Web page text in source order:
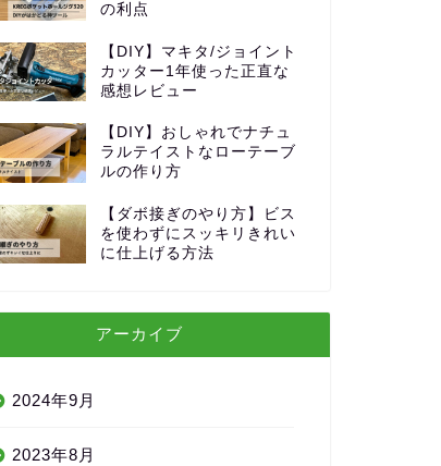
の利点
【DIY】マキタ/ジョイント
カッター1年使った正直な
感想レビュー
【DIY】おしゃれでナチュ
ラルテイストなローテーブ
ルの作り方
【ダボ接ぎのやり方】ビス
を使わずにスッキリきれい
に仕上げる方法
アーカイブ
2024年9月
2023年8月